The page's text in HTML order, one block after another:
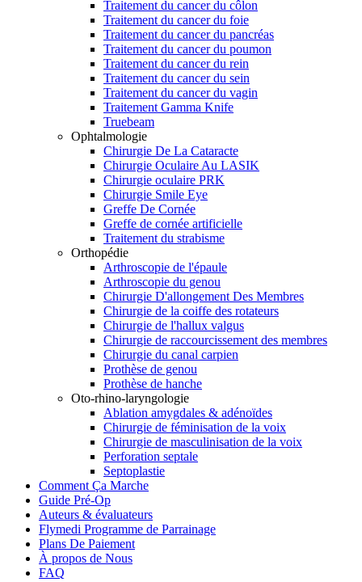
Traitement du cancer du côlon
Traitement du cancer du foie
Traitement du cancer du pancréas
Traitement du cancer du poumon
Traitement du cancer du rein
Traitement du cancer du sein
Traitement du cancer du vagin
Traitement Gamma Knife
Truebeam
Ophtalmologie
Chirurgie De La Cataracte
Chirurgie Oculaire Au LASIK
Chirurgie oculaire PRK
Chirurgie Smile Eye
Greffe De Cornée
Greffe de cornée artificielle
Traitement du strabisme
Orthopédie
Arthroscopie de l'épaule
Arthroscopie du genou
Chirurgie D'allongement Des Membres
Chirurgie de la coiffe des rotateurs
Chirurgie de l'hallux valgus
Chirurgie de raccourcissement des membres
Chirurgie du canal carpien
Prothèse de genou
Prothèse de hanche
Oto-rhino-laryngologie
Ablation amygdales & adénoïdes
Chirurgie de féminisation de la voix
Chirurgie de masculinisation de la voix
Perforation septale
Septoplastie
Comment Ça Marche
Guide Pré-Op
Auteurs & évaluateurs
Flymedi Programme de Parrainage
Plans De Paiement
À propos de Nous
FAQ